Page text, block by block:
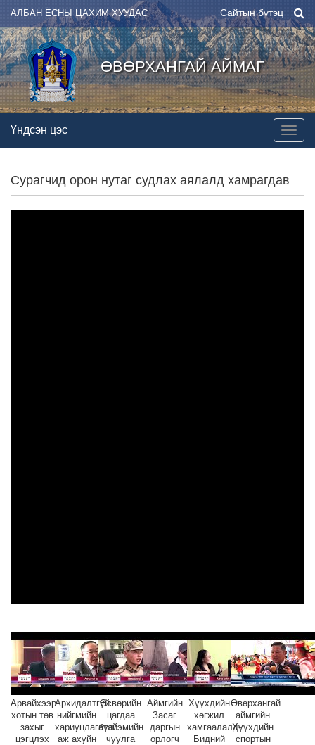
АЛБАН ЁСНЫ ЦАХИМ ХУУДАС Сайтын бүтэц
ӨВӨРХАНГАЙ АЙМАГ
Үндсэн цэс
Сурагчид орон нутаг судлах аялалд хамрагдав
Арвайхээр
хотын төв
захыг
цэгцлэх
Архидалтгүй
нийгмийн
хариуцлагатай
аж ахуйн
Өсвөрийн
цагдаа
бүлгэмийн
чуулга
Аймгийн
Засаг
даргын
орлогч
Хүүхдийн
хөгжил
хамгаалалд-
Бидний
Өвөрхангай
аймгийн
Хүүхдийн
спортын